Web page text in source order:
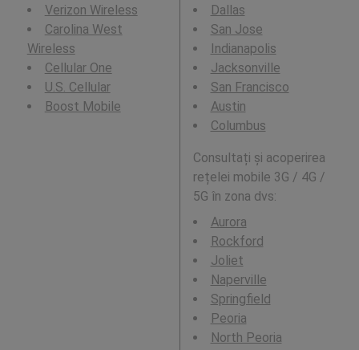
Verizon Wireless
Carolina West
Wireless
Cellular One
U.S. Cellular
Boost Mobile
Dallas
San Jose
Indianapolis
Jacksonville
San Francisco
Austin
Columbus
Consultați și acoperirea
rețelei mobile 3G / 4G /
5G în zona dvs:
Aurora
Rockford
Joliet
Naperville
Springfield
Peoria
North Peoria